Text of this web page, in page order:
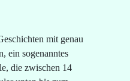
mit genau
ein sogenanntes
die zwischen 14